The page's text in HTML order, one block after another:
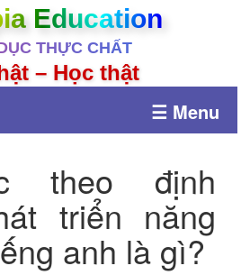
Education
THỰC CHẤT
– Học thật
☰ Menu
theo định
triển năng
anh là gì?